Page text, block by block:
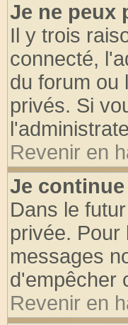
Je ne peux
Il y trois
connecté,
du forum ou
privés. Si
Revenir en
Je
Dans le
privée. Pour
messages
d'empêcher
Revenir en